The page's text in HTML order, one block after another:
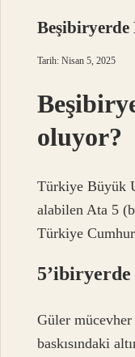
Beşibiryerde
Tarih: Nisan 5, 2025
oluyor?
Türkiye Büyük
alabilen Ata 5
Türkiye
5’ibiryerde
Güler mücevher
baskısındaki